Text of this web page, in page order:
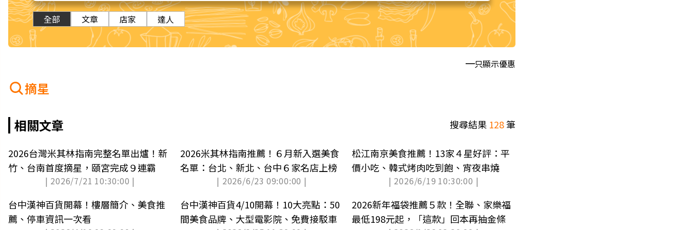
全部 文章 店家 達人
只顯示優惠
摘星
相關文章 搜尋結果 128筆
2026台灣米其林指南完整名單出爐！新
竹、台南首度摘星，頤宮完成９連霸
| 2026/7/21 10:30:00 |
2026米其林指南推薦！６月新入選美食
名單：台北、新北、台中６家名店上榜
| 2026/6/23 09:00:00 |
松江南京美食推薦！13家４星好評：平
價小吃、韓式烤肉吃到飽、宵夜串燒
| 2026/6/19 10:30:00 |
台中漢神百貨開幕！樓層簡介、美食推
薦、停車資訊一次看
台中漢神百貨4/10開幕！10大亮點：50
間美食品牌、大型電影院、免費接駁車
2026新年福袋推薦５款！全聯、家樂福
最低198元起，「這款」回本再抽金條